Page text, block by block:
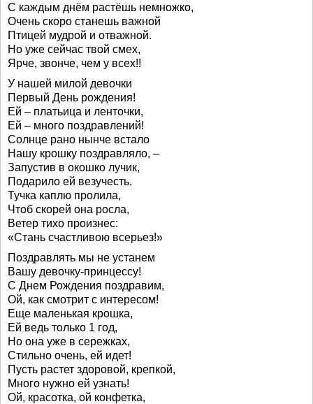
С каждым днём растёшь немножко,
Очень скоро станешь важной
Птицей мудрой и отважной.
Но уже сейчас твой смех,
Ярче, звонче, чем у всех!!
У нашей милой девочки
Первый День рождения!
Ей – платьица и ленточки,
Ей – много поздравлений!
Солнце рано нынче встало
Нашу крошку поздравляло, –
Запустив в окошко лучик,
Подарило ей везучесть.
Тучка каплю пролила,
Чтоб скорей она росла,
Ветер тихо произнес:
«Стань счастливою всерьез!»
Поздравлять мы не устанем
Вашу девочку-принцессу!
С Днем Рождения поздравим,
Ой, как смотрит с интересом!
Еще маленькая крошка,
Ей ведь только 1 год,
Но она уже в сережках,
Стильно очень, ей идет!
Пусть растет здоровой, крепкой,
Много нужно ей узнать!
Ой, красотка, ой конфетка,